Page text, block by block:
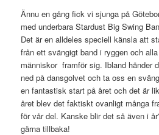
Ännu en gång fick vi sjunga på
med underbara Stardust Big Swing
Det är en alldeles speciell känsla att
från ett svängigt band i ryggen och
människor framför sig. Ibland händer
ned på dansgolvet och ta oss en
en fantastisk start på året och det är
året blev det faktiskt ovanligt många
för vår del. Kanske blir det så även i
gärna tillbaka!